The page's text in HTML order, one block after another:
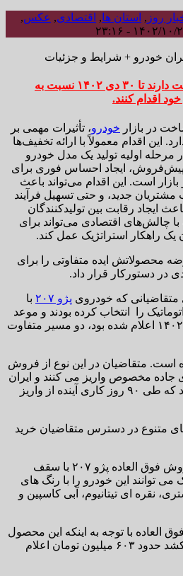
روز , استان ها, اقتصادی, عکس,
خودرو + شرایط و جزئیات
متقاضیان واجد شرایط فرصت دارند تا ۳۰ دی ۱۴۰۲ نسبت به
اقدام کنند.
در بازار خودرو، تأثیرات مهمی بر
این اقدام معمولاً با ارائه تخفیف‌ها
مرحله اولیه تولید یک مدل خودرو
ایجاد احساس فوری برای
است. این اقدام می‌تواند باعث
مشتریان جدید، و حتی تسهیل فرآیند
ایجاد رقابت بین تولیدکنندگان
چالش‌های اقتصادی می‌تواند برای
یک راهکار استراتژیک عمل کند.
محصولاتش ایده متفاوتی را برای
در دستورکار قرار داد.
که خودروی پژو ۲۰۷
با
را انتخاب کرده بودند و موعد
تحویل خودروی آنها زمستان ۱۴۰۲ اعلام شده بود، دو مسیر متفاوت
است. متقاضیان در این نوع از فروش
جاده مخصوص واریز می کنند و ایران
خودرویی ها هم تعهد می دهند که طی ۹۰ روز کاری آینده از واریز
متنوع در دسترس متقاضیان خرید
متقاضیان حاضر در طرح فروش فوق العاده پژو ۲۰۷ با سقف
توانند این خودرو را با رنگ های
نقره ای تیتانیوم، آبی کاسپین و
العاده با توجه به اینکه این محصول
پسوند ارتقایافته را یدک می کشد حدود ۶۰۳ میلیون تومان اعلام